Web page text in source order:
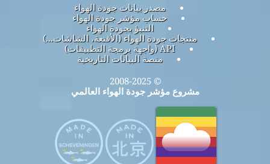
مصدر بيانات جودة الهواء
حساب مؤشر جودة الهواء
التنبؤ بجودة الهواء
منتجات جودة الهواء (الأقنعة، الشاشات...)
API (واجهة برمجة التطبيقات)
منصة البيانات التاريخية
© 2008-2025
مشروع مؤشر جودة الهواء العالمي